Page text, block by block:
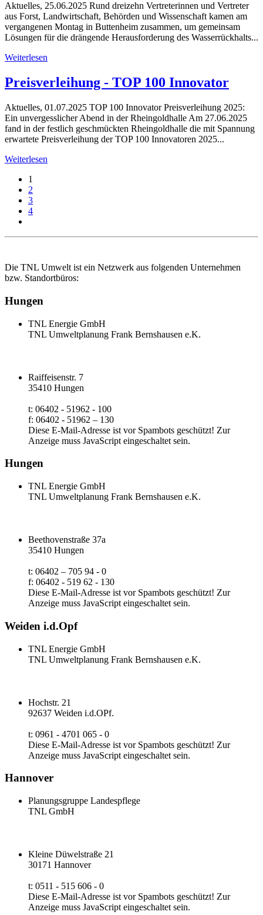
Aktuelles, 25.06.2025 Rund dreizehn Vertreterinnen und Vertreter
aus Forst, Landwirtschaft, Behörden und Wissenschaft kamen am
vergangenen Montag in Buttenheim zusammen, um gemeinsam
Lösungen für die drängende Herausforderung des Wasserrückhalts...
Weiterlesen
Preisverleihung - TOP 100 Innovator
Aktuelles, 01.07.2025 TOP 100 Innovator Preisverleihung 2025:
Ein unvergesslicher Abend in der Rheingoldhalle Am 27.06.2025
fand in der festlich geschmückten Rheingoldhalle die mit Spannung
erwartete Preisverleihung der TOP 100 Innovatoren 2025...
Weiterlesen
1
2
3
4
Die TNL Umwelt ist ein Netzwerk aus folgenden Unternehmen
bzw. Standortbüros:
Hungen
TNL Energie GmbH
TNL Umweltplanung Frank Bernshausen e.K.
Raiffeisenstr. 7
35410 Hungen
t: 06402 - 51962 - 100
f: 06402 - 51962 – 130
Diese E-Mail-Adresse ist vor Spambots geschützt! Zur
Anzeige muss JavaScript eingeschaltet sein.
Hungen
TNL Energie GmbH
TNL Umweltplanung Frank Bernshausen e.K.
Beethovenstraße 37a
35410 Hungen
t: 06402 – 705 94 - 0
f: 06402 - 519 62 - 130
Diese E-Mail-Adresse ist vor Spambots geschützt! Zur
Anzeige muss JavaScript eingeschaltet sein.
Weiden i.d.Opf
TNL Energie GmbH
TNL Umweltplanung Frank Bernshausen e.K.
Hochstr. 21
92637 Weiden i.d.OPf.
t: 0961 - 4701 065 - 0
Diese E-Mail-Adresse ist vor Spambots geschützt! Zur
Anzeige muss JavaScript eingeschaltet sein.
Hannover
Planungsgruppe Landespflege
TNL GmbH
Kleine Düwelstraße 21
30171 Hannover
t: 0511 - 515 606 - 0
Diese E-Mail-Adresse ist vor Spambots geschützt! Zur
Anzeige muss JavaScript eingeschaltet sein.